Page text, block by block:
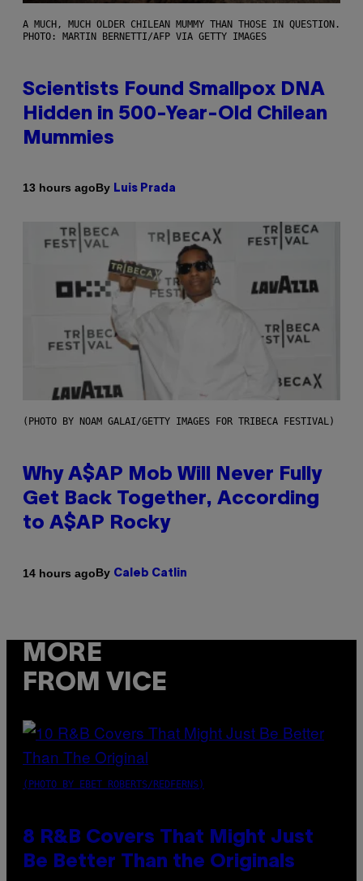
A MUCH, MUCH OLDER CHILEAN MUMMY THAN THOSE IN QUESTION.
PHOTO: MARTIN BERNETTI/AFP VIA GETTY IMAGES
Scientists Found Smallpox DNA
Hidden in 500-Year-Old Chilean
Mummies
13 hours agoBy Luis Prada
(PHOTO BY NOAM GALAI/GETTY IMAGES FOR TRIBECA FESTIVAL)
Why A$AP Mob Will Never Fully
Get Back Together, According
to A$AP Rocky
14 hours agoBy Caleb Catlin
MORE
FROM VICE
(PHOTO BY EBET ROBERTS/REDFERNS)
8 R&B Covers That Might Just
Be Better Than the Originals